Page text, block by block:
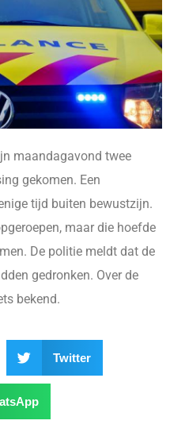
maandagavond twee
gekomen. Een
tijd buiten bewustzijn.
maar die hoefde
De politie meldt dat de
gedronken. Over de
bekend.
Twitter